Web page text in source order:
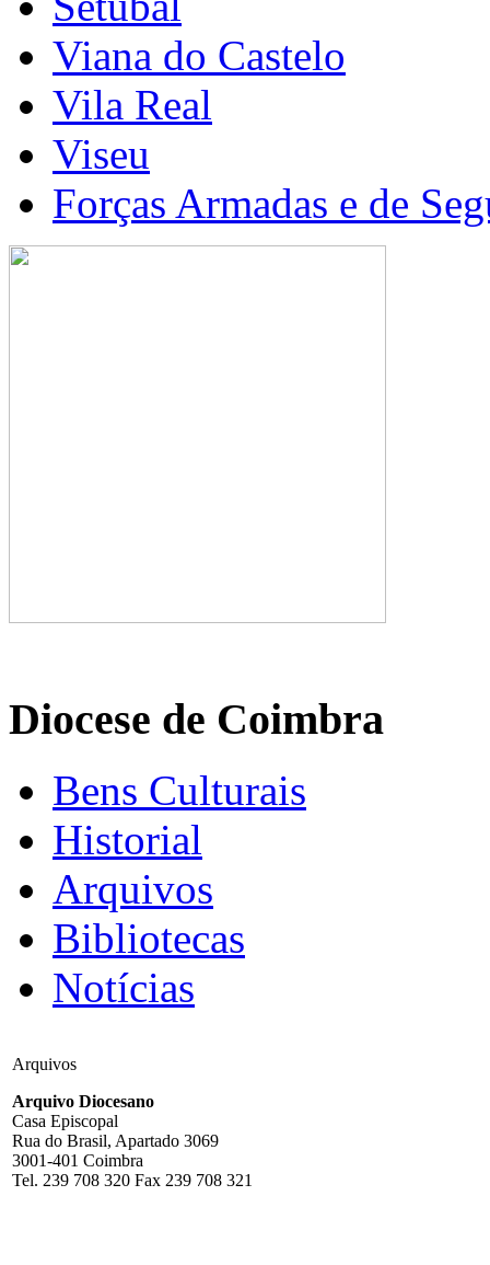
Viana do Castelo
Vila Real
Viseu
Forças Armadas e de
Diocese de Coimbra
Bens Culturais
Historial
Arquivos
Bibliotecas
Notícias
Arquivos
Arquivo Diocesano
Casa Episcopal
Rua do Brasil, Apartado 3069
3001-401 Coimbra
Tel. 239 708 320 Fax 239 708 321